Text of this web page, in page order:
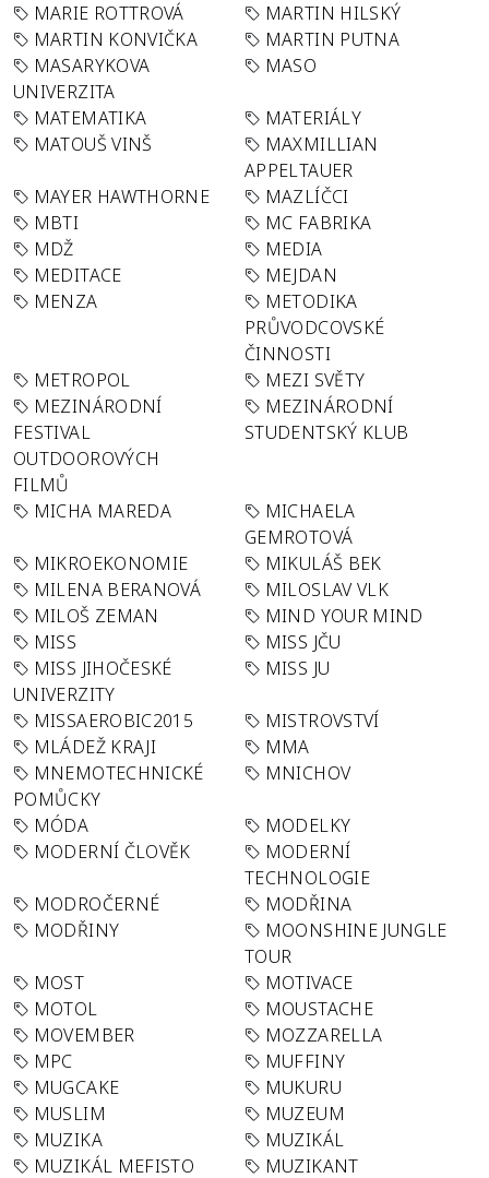
MARIE ROTTROVÁ
MARTIN HILSKÝ
MARTIN KONVIČKA
MARTIN PUTNA
MASARYKOVA
UNIVERZITA
MASO
MATEMATIKA
MATERIÁLY
MATOUŠ VINŠ
MAXMILLIAN
APPELTAUER
MAYER HAWTHORNE
MAZLÍČCI
MBTI
MC FABRIKA
MDŽ
MEDIA
MEDITACE
MEJDAN
MENZA
METODIKA
PRŮVODCOVSKÉ
ČINNOSTI
METROPOL
MEZI SVĚTY
MEZINÁRODNÍ
FESTIVAL
OUTDOOROVÝCH
FILMŮ
MEZINÁRODNÍ
STUDENTSKÝ KLUB
MICHA MAREDA
MICHAELA
GEMROTOVÁ
MIKROEKONOMIE
MIKULÁŠ BEK
MILENA BERANOVÁ
MILOSLAV VLK
MILOŠ ZEMAN
MIND YOUR MIND
MISS
MISS JČU
MISS JIHOČESKÉ
UNIVERZITY
MISS JU
MISSAEROBIC2015
MISTROVSTVÍ
MLÁDEŽ KRAJI
MMA
MNEMOTECHNICKÉ
POMŮCKY
MNICHOV
MÓDA
MODELKY
MODERNÍ ČLOVĚK
MODERNÍ
TECHNOLOGIE
MODROČERNÉ
MODŘINA
MODŘINY
MOONSHINE JUNGLE
TOUR
MOST
MOTIVACE
MOTOL
MOUSTACHE
MOVEMBER
MOZZARELLA
MPC
MUFFINY
MUGCAKE
MUKURU
MUSLIM
MUZEUM
MUZIKA
MUZIKÁL
MUZIKÁL MEFISTO
MUZIKANT